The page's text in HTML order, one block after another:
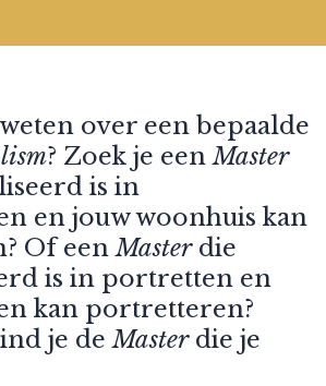
over een bepaalde
? Zoek je eenMaster
is in
en jouw woonhuis kan
Of eenMasterdie
is in portretten en
kan portretteren?
je deMasterdie je